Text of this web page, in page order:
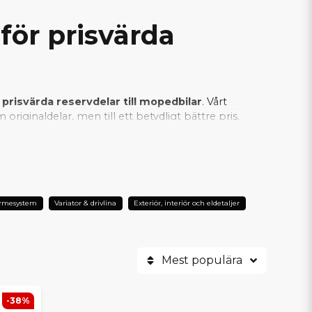
prisvärda
reservdelar till mopedbilar. Vårt
originaldelar, men till ett betydligt bättre pris.
är SCP det självklara valet när man vill
Variator & drivlina Exteriör, interiör och eldetaljer
Mest populära
-38%